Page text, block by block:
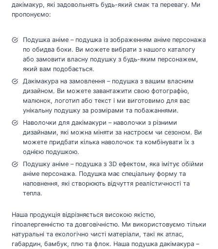
дакімакур, які задовольнять будь-який смак та перевагу. Ми
пропонуємо:
Подушка аніме – подушка із зображенням аніме персонажа
по обидва боки. Ви можете вибрати з нашого каталогу
або замовити власну подушку з будь-яким персонажем,
який вам подобається.
Дакімакура на замовлення – подушка з вашим власним
дизайном. Ви можете завантажити свою фотографію,
малюнок, логотип або текст і ми виготовимо для вас
унікальну подушку за розмірами та побажаннями.
Наволочки для дакімакури – наволочки з різними
дизайнами, які можна міняти за настроєм чи сезоном. Ви
можете придбати кілька наволочок та комбінувати їх з
однією подушкою.
Подушку аніме – подушка з 3D ефектом, яка імітує обійми
аніме персонажа. Подушка має спеціальну форму та
наповнення, які створюють відчуття реалістичності та
тепла.
Наша продукція відрізняється високою якістю,
гіпоалергенністю та довговічністю. Ми використовуємо тільки
натуральні та екологічно чисті матеріали, такі як атлас,
габардин, бамбук, плю та флок. Наша подушка дакімакура –